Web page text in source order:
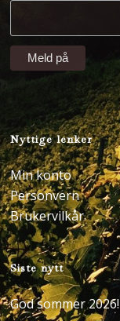
Nyttige lenker
Min konto
Personvern
Brukervilkår
Siste nytt
God sommer 2026!